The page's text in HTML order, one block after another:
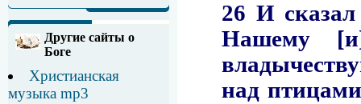
Другие сайты о
Боге
Христианская
музыка mp3